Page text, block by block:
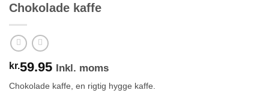
Chokolade kaffe
kr.59.95 Inkl. moms
Chokolade kaffe, en rigtig hygge kaffe.